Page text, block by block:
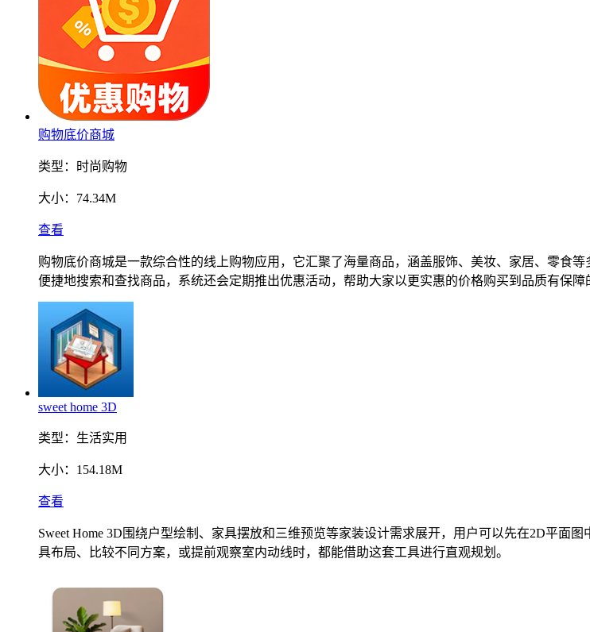
购物底价商城
类型： 时尚购物
大小： 74.34M
查看
购物底价商城是一款综合性的线上购物应用，它汇聚了海量商品，涵盖服饰、美妆、家居、零食
便捷地搜索和查找商品，系统还会定期推出优惠活动，帮助大家以更实惠的价格购买到品质有保障
sweet home 3D
类型： 生活实用
大小： 154.18M
查看
Sweet Home 3D围绕户型绘制、家具摆放和三维预览等家装设计需求展开，用户可以先在2D平面
具布局、比较不同方案，或提前观察室内动线时，都能借助这套工具进行直观规划。